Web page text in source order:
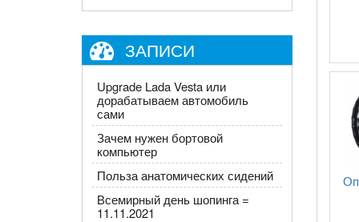
ЗАПИСИ
Upgrade Lada Vesta или
дорабатываем автомобиль
сами
Зачем нужен бортовой
компьютер
Польза анатомических сидений
Всемирный день шопинга =
11.11.2021